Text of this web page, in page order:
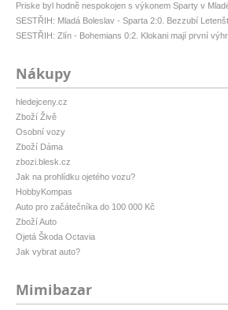
Priske byl hodně nespokojen s výkonem Sparty v
SESTŘIH: Mladá Boleslav - Sparta 2:0. Bezzubí
SESTŘIH: Zlín - Bohemians 0:2. Klokani mají první
Nákupy
hledejceny.cz
Zboží Živě
Osobní vozy
Zboží Dáma
zbozi.blesk.cz
Jak na prohlídku ojetého vozu?
HobbyKompas
Auto pro začátečníka do 100 000 Kč
Zboží Auto
Ojetá Škoda Octavia
Jak vybrat auto?
Mimibazar